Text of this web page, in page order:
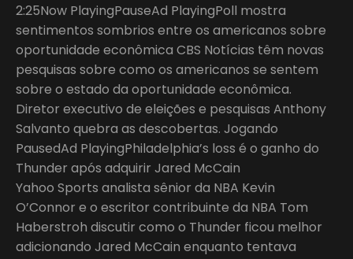
2:25Now PlayingPauseAd PlayingPoll mostra
sentimentos sombrios entre os americanos sobre
oportunidade econômica CBS Notícias têm novas
pesquisas sobre como os americanos se sentem
sobre o estado da oportunidade econômica.
Diretor executivo de eleições e pesquisas Anthony
Salvanto quebra as descobertas. Jogando
PausedAd PlayingPhiladelphia’s loss é o ganho do
Thunder após adquirir Jared McCain
Yahoo Sports analista sênior da NBA Kevin
O’Connor e o escritor contribuinte da NBA Tom
Haberstroh discutir como o Thunder ficou melhor
adicionando Jared McCain enquanto tentava